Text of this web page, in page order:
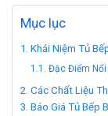
Mục lục
Khái Niệm Tủ
Đặc Điểm Nổi
Các Chất Liệu
Báo Giá Tủ Bếp